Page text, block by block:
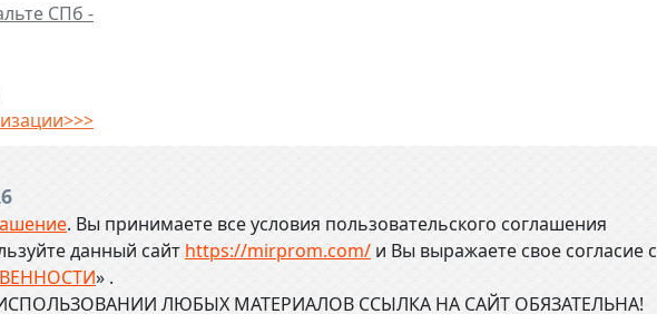
СПб -
. Вы принимаете все условия пользовательского соглашения
данный сайт https://mirprom.com/ и Вы выражаете свое согласие с
» .
ЛЮБЫХ МАТЕРИАЛОВ ССЫЛКА НА САЙТ ОБЯЗАТЕЛЬНА!